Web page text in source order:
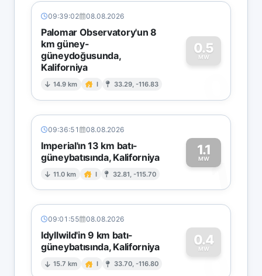
09:39:02 08.08.2026
Palomar Observatory'un 8
km güney-
güneydoğusunda,
Kaliforniya
14.9 km I 33.29, -116.83
0.5
MW
0
09:36:51 08.08.2026
Imperial'ın 13 km batı-
güneybatısında, Kaliforniya
11.0 km I 32.81, -115.70
1.1
MW1
09:01:55 08.08.2026
Idyllwild'in 9 km batı-
güneybatısında, Kaliforniya
15.7 km I 33.70, -116.80
0.4
MW